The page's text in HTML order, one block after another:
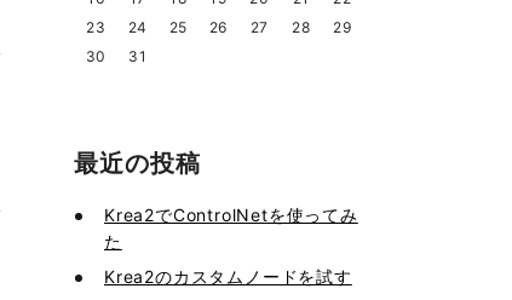
23
24 25 26 27 28
29
30
31
最近の投稿
Krea2でControlNetを使ってみ
た
Krea2のカスタムノードを試す